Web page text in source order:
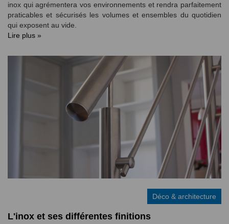
inox qui agrémentera vos environnements et rendra parfaitement
praticables et sécurisés les volumes et ensembles du quotidien
qui exposent au vide.
Lire plus »
Déco & architecture
L'inox et ses différentes finitions